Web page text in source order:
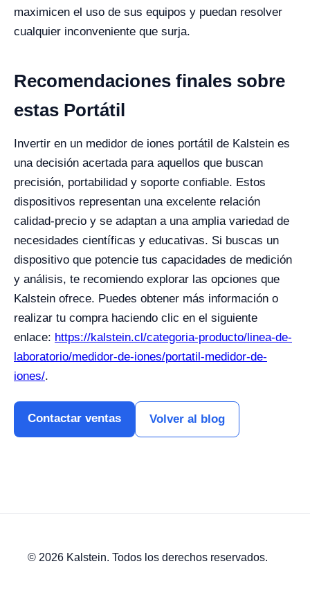
maximicen el uso de sus equipos y puedan resolver
cualquier inconveniente que surja.
Recomendaciones finales sobre
estas Portátil
Invertir en un medidor de iones portátil de Kalstein es
una decisión acertada para aquellos que buscan
precisión, portabilidad y soporte confiable. Estos
dispositivos representan una excelente relación
calidad-precio y se adaptan a una amplia variedad de
necesidades científicas y educativas. Si buscas un
dispositivo que potencie tus capacidades de medición
y análisis, te recomiendo explorar las opciones que
Kalstein ofrece. Puedes obtener más información o
realizar tu compra haciendo clic en el siguiente
enlace: https://kalstein.cl/categoria-producto/linea-de-
laboratorio/medidor-de-iones/portatil-medidor-de-
iones/.
Contactar ventas Volver al blog
© 2026 Kalstein. Todos los derechos reservados.